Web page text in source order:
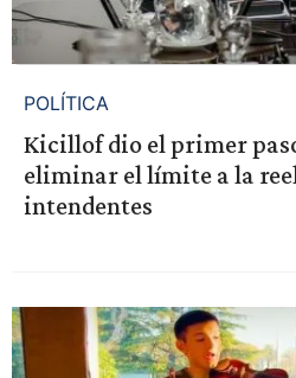
POLÍTICA
Kicillof dio el primer
eliminar el límite a la
intendentes